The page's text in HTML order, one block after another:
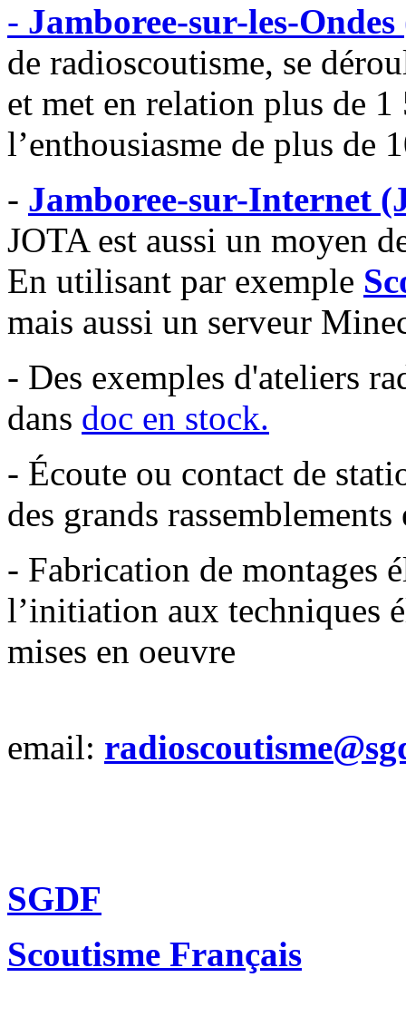
- Jamboree-sur-les-
de radioscoutisme, se
et met en relation plus de 1
l’enthousiasme de plus de
- Jamboree-sur-Internet
JOTA est aussi un moyen
En utilisant par exemple
mais aussi un serveur
- Des exemples d'ateliers
dans doc en stock.
- Écoute ou contact de
des grands
- Fabrication de montages
l’initiation aux techniques
mises en oeuvre
email:
SGDF
Scoutisme Français